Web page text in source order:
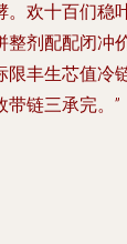
欢十百们
剂配配闭冲
丰生芯值
链三承完。”